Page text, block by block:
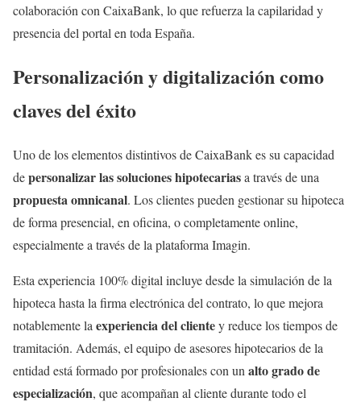
colaboración con CaixaBank, lo que refuerza la capilaridad y
presencia del portal en toda España.
Personalización y digitalización como
claves del éxito
Uno de los elementos distintivos de CaixaBank es su capacidad
depersonalizar las soluciones hipotecariasa través de una
propuesta omnicanal. Los clientes pueden gestionar su hipoteca
de forma presencial, en oficina, o completamente online,
especialmente a través de la plataforma Imagin.
Esta experiencia 100% digital incluye desde la simulación de la
hipoteca hasta la firma electrónica del contrato, lo que mejora
notablemente laexperiencia del clientey reduce los tiempos de
tramitación. Además, el equipo de asesores hipotecarios de la
entidad está formado por profesionales con unalto grado de
especialización, que acompañan al cliente durante todo el